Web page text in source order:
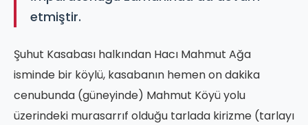
etmiştir.
Şuhut Kasabası halkından Hacı Mahmut Ağa
isminde bir köylü, kasabanın hemen on dakika
cenubunda (güneyinde) Mahmut Köyü yolu
üzerindeki murasarrıf olduğu tarlada kirizme (tarlayı